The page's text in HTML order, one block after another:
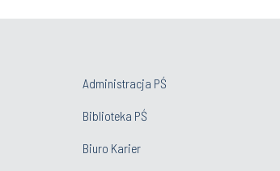
Administracja PŚ
Biblioteka PŚ
Biuro Karier